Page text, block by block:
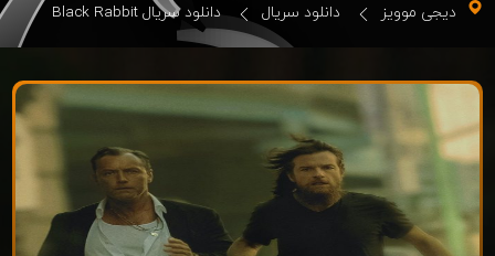
دیجی موویز دانلود سریال دانلود سریال Black Rabbit